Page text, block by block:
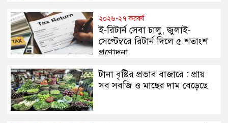
২০২৬-২৭ করবর্ষ
ই-রিটার্ন সেবা চালু, জুলাই-
সেপ্টেম্বরে রিটার্ন দিলে ৫ শতাংশ
প্রণোদনা
টানা বৃষ্টির প্রভাব বাজারে : প্রায়
সব সবজি ও মাছের দাম বেড়েছে